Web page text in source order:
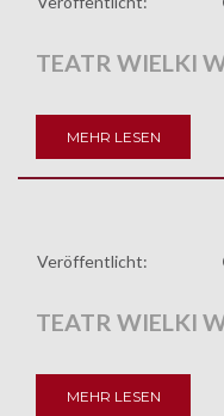
TEATR WIELKI
MEHR LESEN
Veröffentlicht:
TEATR WIELKI
MEHR LESEN